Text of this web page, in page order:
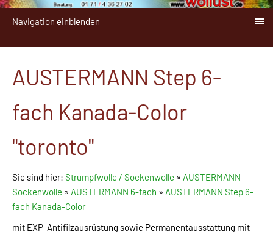
Navigation einblenden
AUSTERMANN Step 6-
fach Kanada-Color
"toronto"
Sie sind hier: Strumpfwolle / Sockenwolle » AUSTERMANN
Sockenwolle » AUSTERMANN 6-fach » AUSTERMANN Step 6-
fach Kanada-Color
mit EXP-Antifilzausrüstung sowie Permanentausstattung mit